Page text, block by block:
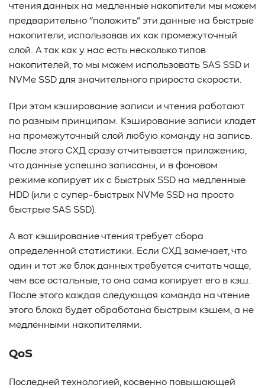
чтения данных на медленные накопители мы можем
предварительно “положить” эти данные на быстрые
накопители, использовав их как промежуточный
слой. А так как у нас есть несколько типов
накопителей, то мы можем использовать SAS SSD и
NVMe SSD для значительного прироста скорости.
При этом кэширование записи и чтения работают
по разным принципам. Кэширование записи кладет
на промежуточный слой любую команду на запись.
После этого СХД сразу отчитывается приложению,
что данные успешно записаны, и в фоновом
режиме копирует их с быстрых SSD на медленные
HDD (или с супер-быстрых NVMe SSD на просто
быстрые SAS SSD).
А вот кэширование чтения требует сбора
определенной статистики. Если СХД замечает, что
один и тот же блок данных требуется считать чаще,
чем все остальные, то она сама копирует его в кэш.
После этого каждая следующая команда на чтение
этого блока будет обработана быстрым кэшем, а не
медленными накопителями.
QoS
Последней технологией, косвенно повышающей